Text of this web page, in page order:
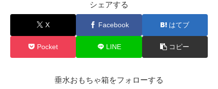
シェアする
X Facebook はてブ
Pocket LINE コピー
垂水おもちゃ箱をフォローする